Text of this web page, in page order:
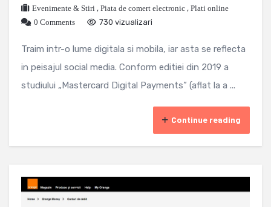
Evenimente & Stiri , Piata de comert electronic , Plati online
0 Comments
730 vizualizari
Traim intr-o lume digitala si mobila, iar asta se reflecta
in peisajul social media. Conform editiei din 2019 a
studiului „Mastercard Digital Payments” (aflat la a ...
Continue reading